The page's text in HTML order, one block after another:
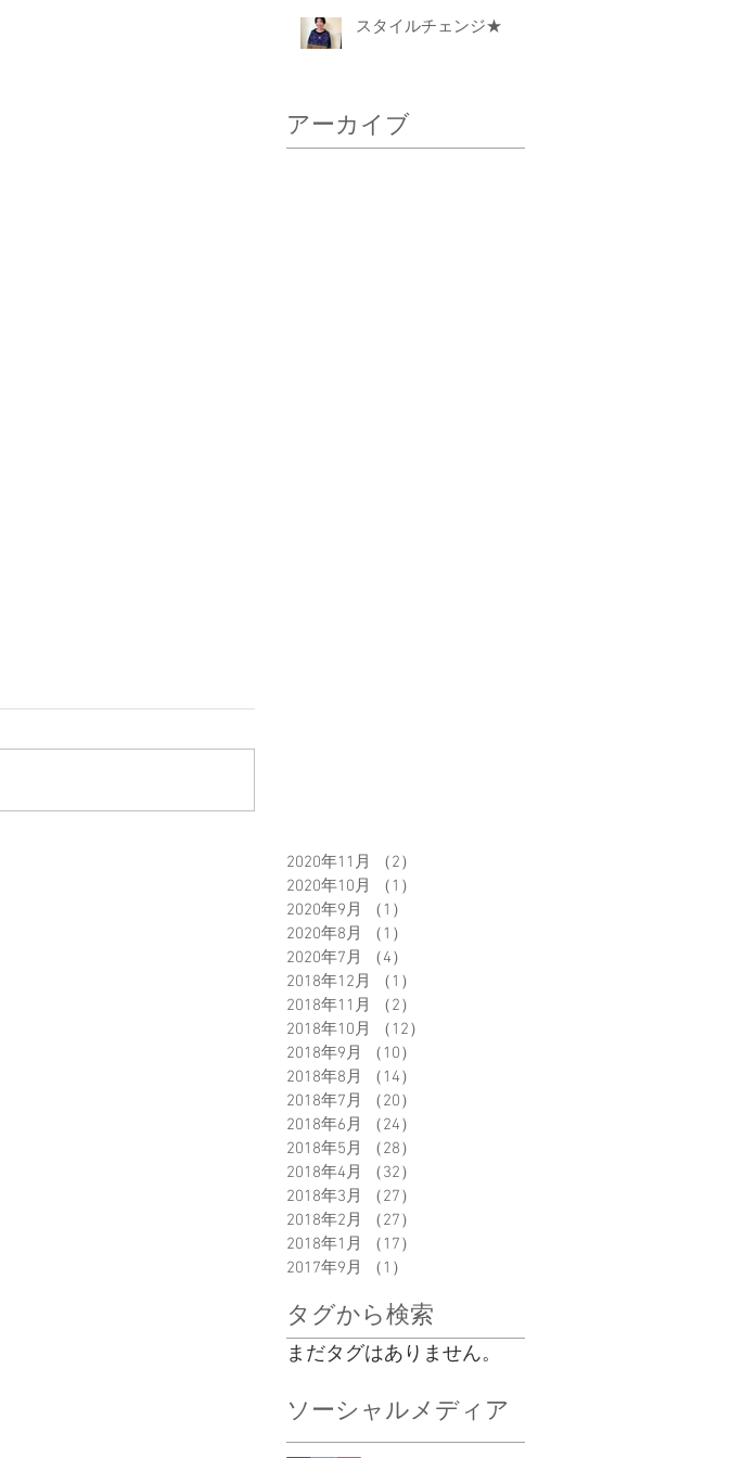
スタイルチェンジ★
アーカイブ
2020年11月 （2）
2020年10月
（1）
2020年9月
（1）
2020年8月
（1）
2020年7月
（4）
2018年12月
（1）
2018年11月
（2）
2018年10月
（12）
2018年9月
（10）
2018年8月
（14）
2018年7月
（20）
2018年6月
（24）
2018年5月
（28）
2018年4月
（32）
2018年3月
（27）
2018年2月
（27）
2018年1月
（17）
2017年9月
（1）
タグから検索
まだタグはありません。
ソーシャルメディア